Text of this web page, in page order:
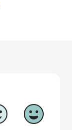
5
Vastaa